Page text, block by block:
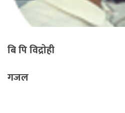
बि पि विद्राेही
गजल